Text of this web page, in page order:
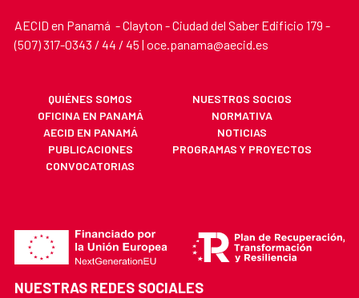
AECID en Panamá - Clayton - Ciudad del Saber Edificio 179 -
(507) 317-0343 / 44 / 45 | oce.panama@aecid.es
QUIÉNES SOMOS
NUESTROS SOCIOS
OFICINA EN PANAMÁ
NORMATIVA
AECID EN PANAMÁ
NOTICIAS
PUBLICACIONES
PROGRAMAS Y PROYECTOS
CONVOCATORIAS
NUESTRAS REDES SOCIALES